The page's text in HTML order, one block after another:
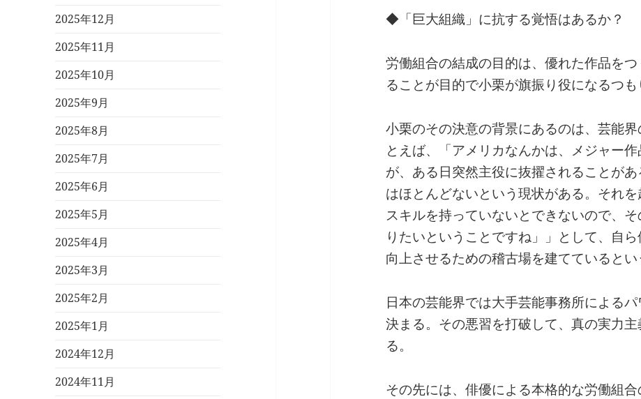
2025年12月
2025年11月
2025年10月
2025年9月
2025年8月
2025年7月
2025年6月
2025年5月
2025年4月
2025年3月
2025年2月
2025年1月
2024年12月
2024年11月
◆「巨大組織」に抗する覚悟はあるか？
労働組合の結成の目的は、優れた作品を
ることが目的で小栗が旗振り役になるつも
小栗のその決意の背景にあるのは、芸能
とえば、「アメリカなんかは、メジャー
が、ある日突然主役に抜擢されることが
はほとんどないという現状がある。それ
スキルを持っていないとできないので、
りたいということですね」」として、自
向上させるための稽古場を建てているとい
日本の芸能界では大手芸能事務所による
決まる。その悪習を打破して、真の実力
る。
その先には、俳優による本格的な労働組合